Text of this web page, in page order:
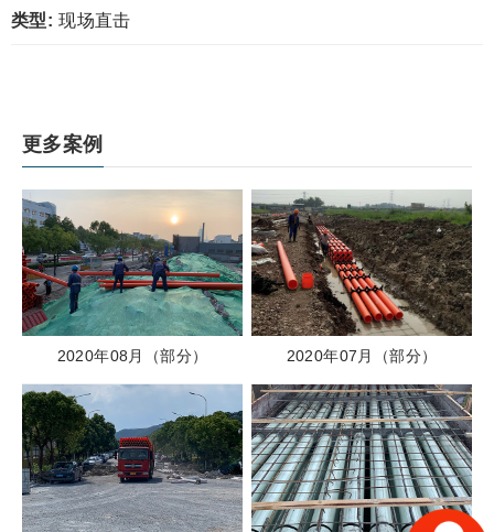
类型: 现场直击
更多案例
2020年08月（部分） 2020年07月（部分）